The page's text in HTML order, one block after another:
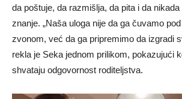
da poštuje, da razmišlja, da pita i da
znanje. „Naša uloga nije da ga čuvamo
zvonom, već da ga pripremimo da izgradi
rekla je Seka jednom prilikom, pokazujući
shvataju odgovornost roditeljstva.